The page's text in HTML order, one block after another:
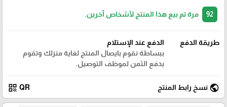
مرة تم بيع هذا المنتج لأشخاص آخرين.
طريقة الدفع
الدفع عند الإستلام
ببساطة نقوم بايصال المنتج لغاية منزلك وتقوم
بدفع الثمن لموظف التوصيل.
public نسخ رابط المنتج QR
qr_code